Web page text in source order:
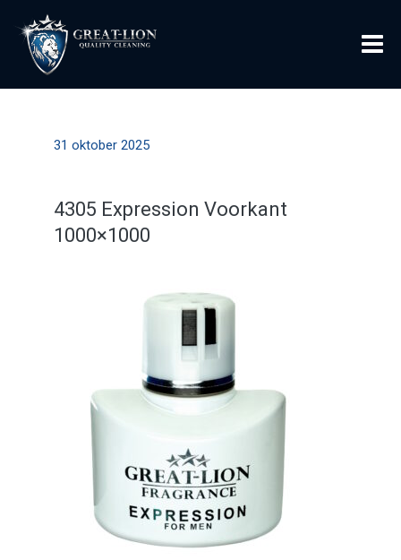
31 oktober 2025
4305 Expression Voorkant
1000×1000